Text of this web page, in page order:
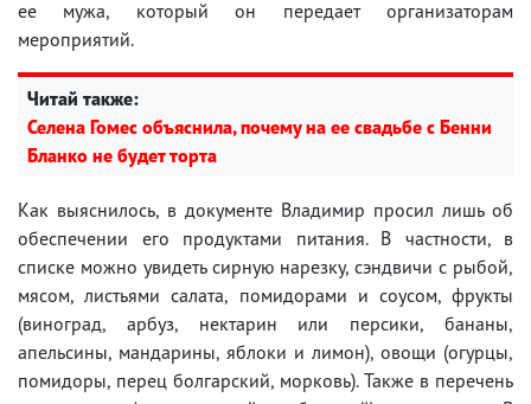
ее мужа, который он передает организаторам
мероприятий.
Читай также:
Селена Гомес объяснила, почему на ее свадьбе с Бенни
Бланко не будет торта
Как выяснилось, в документе Владимир просил лишь об
обеспечении его продуктами питания. В частности, в
списке можно увидеть сирную нарезку, сэндвичи с рыбой,
мясом, листьями салата, помидорами и соусом, фрукты
(виноград, арбуз, нектарин или персики, бананы,
апельсины, мандарины, яблоки и лимон), овощи (огурцы,
помидоры, перец болгарский, морковь). Также в перечень